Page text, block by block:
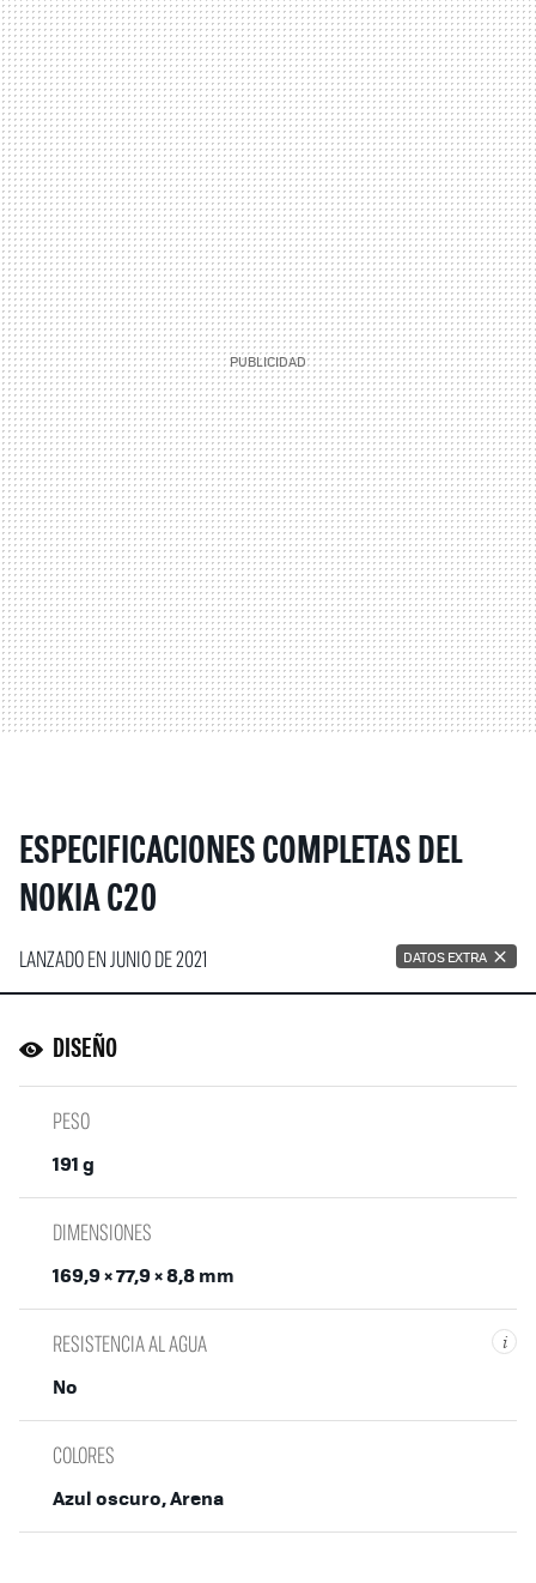
ESPECIFICACIONES COMPLETAS DEL
NOKIA C20
LANZADO EN JUNIO DE 2021 DATOS EXTRA
DISEÑO
PESO
191 g
DIMENSIONES
169,9 × 77,9 × 8,8 mm
i
RESISTENCIA AL AGUA
No
COLORES
Azul oscuro, Arena